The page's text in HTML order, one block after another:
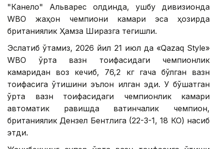
"Канело" Альварес олдинда, ушбу дивизионда
WBО жаҳон чемпиони камари эса ҳозирда
британиялик Ҳамза Ширазга тегишли.
Эслатиб ўтамиз, 2026 йил 21 июл да «Qazaq Style»
WВО ўрта вазн тоифасидаги чемпионлик
камаридан воз кечиб, 76,2 кг гача бўлган вазн
тоифасига ўтишини эълон қилган эди. У бўшатган
ўрта вазн тоифасидаги чемпионлик камари
автоматик равишда вақтинчалик чемпион,
британиялик Дензел Бентлига (22-3-1, 18 КО) насиб
этди.